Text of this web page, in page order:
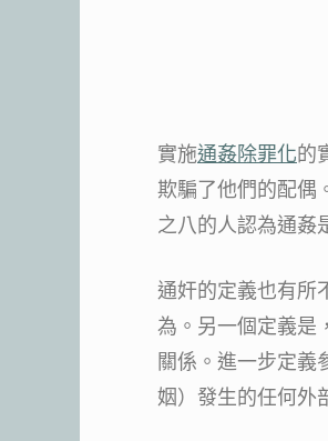
實施通姦除罪化的
欺騙了他們的配偶
之八的人認為通姦
通奸的定義也有所
為。另一個定義是，
關係。進一步定義
姻）發生的任何外